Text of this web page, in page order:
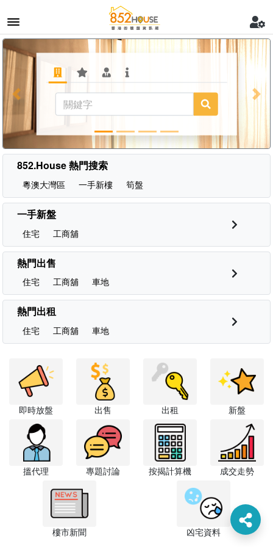
Previous
852.House 熱門搜索
粵澳大灣區 一手新樓 筍盤
一手新盤
住宅 工商舖
熱門出售
住宅 工商舖 車地
熱門出租
住宅 工商舖 車地
即時放盤 出售 出租 新盤
搵代理 專題討論 按揭計算機 成交走勢
樓市新聞 凶宅資料